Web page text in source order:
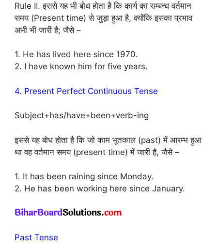
Rule II. इससे यह भी बोध होता है कि कार्य का सम्बन्ध वर्तमान
समय (Present time) से जुड़ा हुआ है, क्योंकि इसका प्रभाव
अभी भी जारी है; जैसे –
1. He has lived here since 1970.
2. I have known him for five years.
4. Present Perfect Continuous Tense
Subject+has/have+been+verb-ing
इससे यह बोध होता है कि जो काम भूतकाल (past) में आरम्भ हुआ
था वह वर्तमान समय (present time) में जारी है, जैसे –
1. It has been raining since Monday.
2. He has been working here since January.
Past Tense